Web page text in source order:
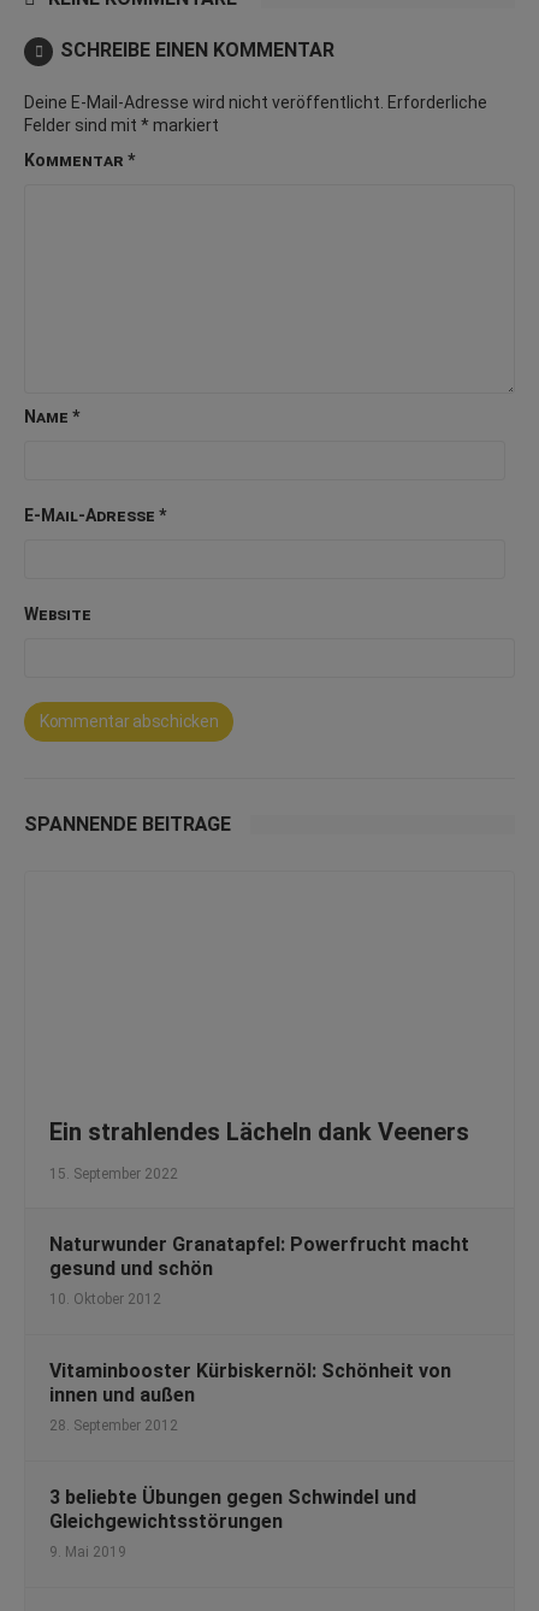
SCHREIBE EINEN KOMMENTAR
Deine E-Mail-Adresse wird nicht veröffentlicht. Erforderliche
Felder sind mit * markiert
Kommentar *
Name *
E-Mail-Adresse *
Website
SPANNENDE BEITRÄGE
Ein strahlendes Lächeln dank Veeners
15. September 2022
Naturwunder Granatapfel: Powerfrucht macht
gesund und schön
10. Oktober 2012
Vitaminbooster Kürbiskernöl: Schönheit von
innen und außen
28. September 2012
3 beliebte Übungen gegen Schwindel und
Gleichgewichtsstörungen
9. Mai 2019